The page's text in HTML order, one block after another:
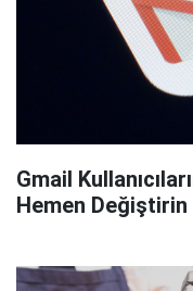
Gmail
Hemen Değiştirin